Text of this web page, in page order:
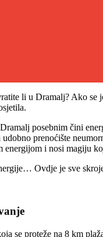
li u Dramalj? Ako
posebnim čini
prenoćište
i nosi magiju
Ovdje je sve
se proteže na 8 km